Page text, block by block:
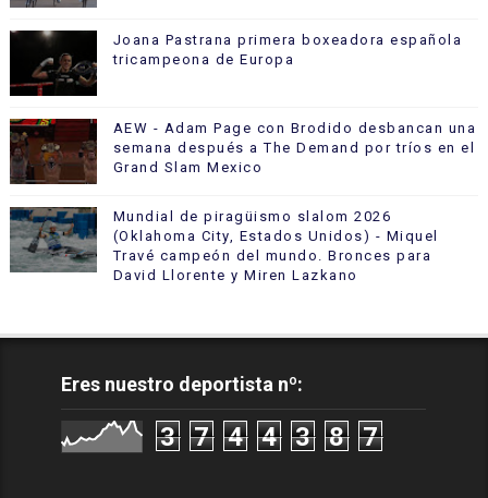
Joana Pastrana primera boxeadora española
tricampeona de Europa
AEW - Adam Page con Brodido desbancan una
semana después a The Demand por tríos en el
Grand Slam Mexico
Mundial de piragüismo slalom 2026
(Oklahoma City, Estados Unidos) - Miquel
Travé campeón del mundo. Bronces para
David Llorente y Miren Lazkano
Eres nuestro deportista nº:
3 7 4 4 3 8 7